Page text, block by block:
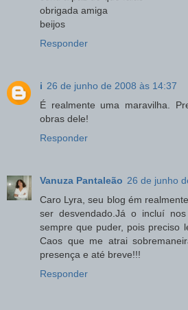
obrigada amiga
beijos
Responder
i 26 de junho de 2008 às 14:37
É realmente uma maravilha.
obras dele!
Responder
Vanuza Pantaleão 26 de junho
Caro Lyra, seu blog ém
ser desvendado.Já o incluí
sempre que puder, pois preciso
Caos que me atrai
presença e até breve!!!
Responder